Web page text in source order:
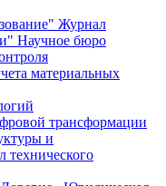
Журнал
Научное бюро
материальных
трансформации
и
технического